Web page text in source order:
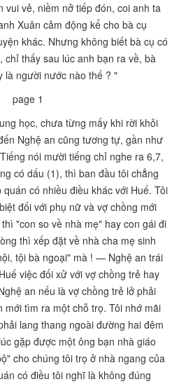
vui vẻ, niềm nở tiếp đón, coi anh ta
Xuân cảm động kể cho bà cụ
khác. Nhưng không biết bà cụ có
chỉ thấy sau lúc anh bạn ra về, bà
là người nước nào thế ? "
học, chưa từng mấy khi rời khỏi
Nghệ an cũng tương tự, gần như
nói mười tiếng chỉ nghe ra 6,7,
có dấu (1), thì ban đầu tôi chẳng
có nhiều điều khác với Huế. Tôi
đối với phụ nữ và vợ chồng mới
"con so về nhà mẹ" hay con gái đi
thì xếp đặt về nhà cha mẹ sinh
tội bà ngoại" mà ! — Nghệ an trái
việc đối xử với vợ chồng trẻ hay
an nếu là vợ chồng trẻ lở phải
mới tìm ra một chỗ trọ. Tôi nhớ mãi
lang thang ngoài đường hai đêm
gặp được một ông bạn nhà giáo
cho chúng tôi trọ ở nhà ngang của
có điều tôi nghĩ là không đúng